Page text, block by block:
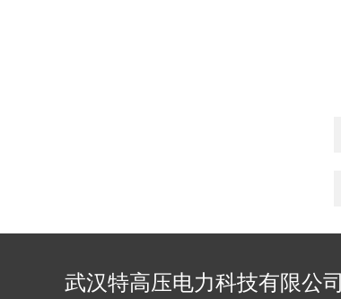
武汉特高压电力科技有限公司